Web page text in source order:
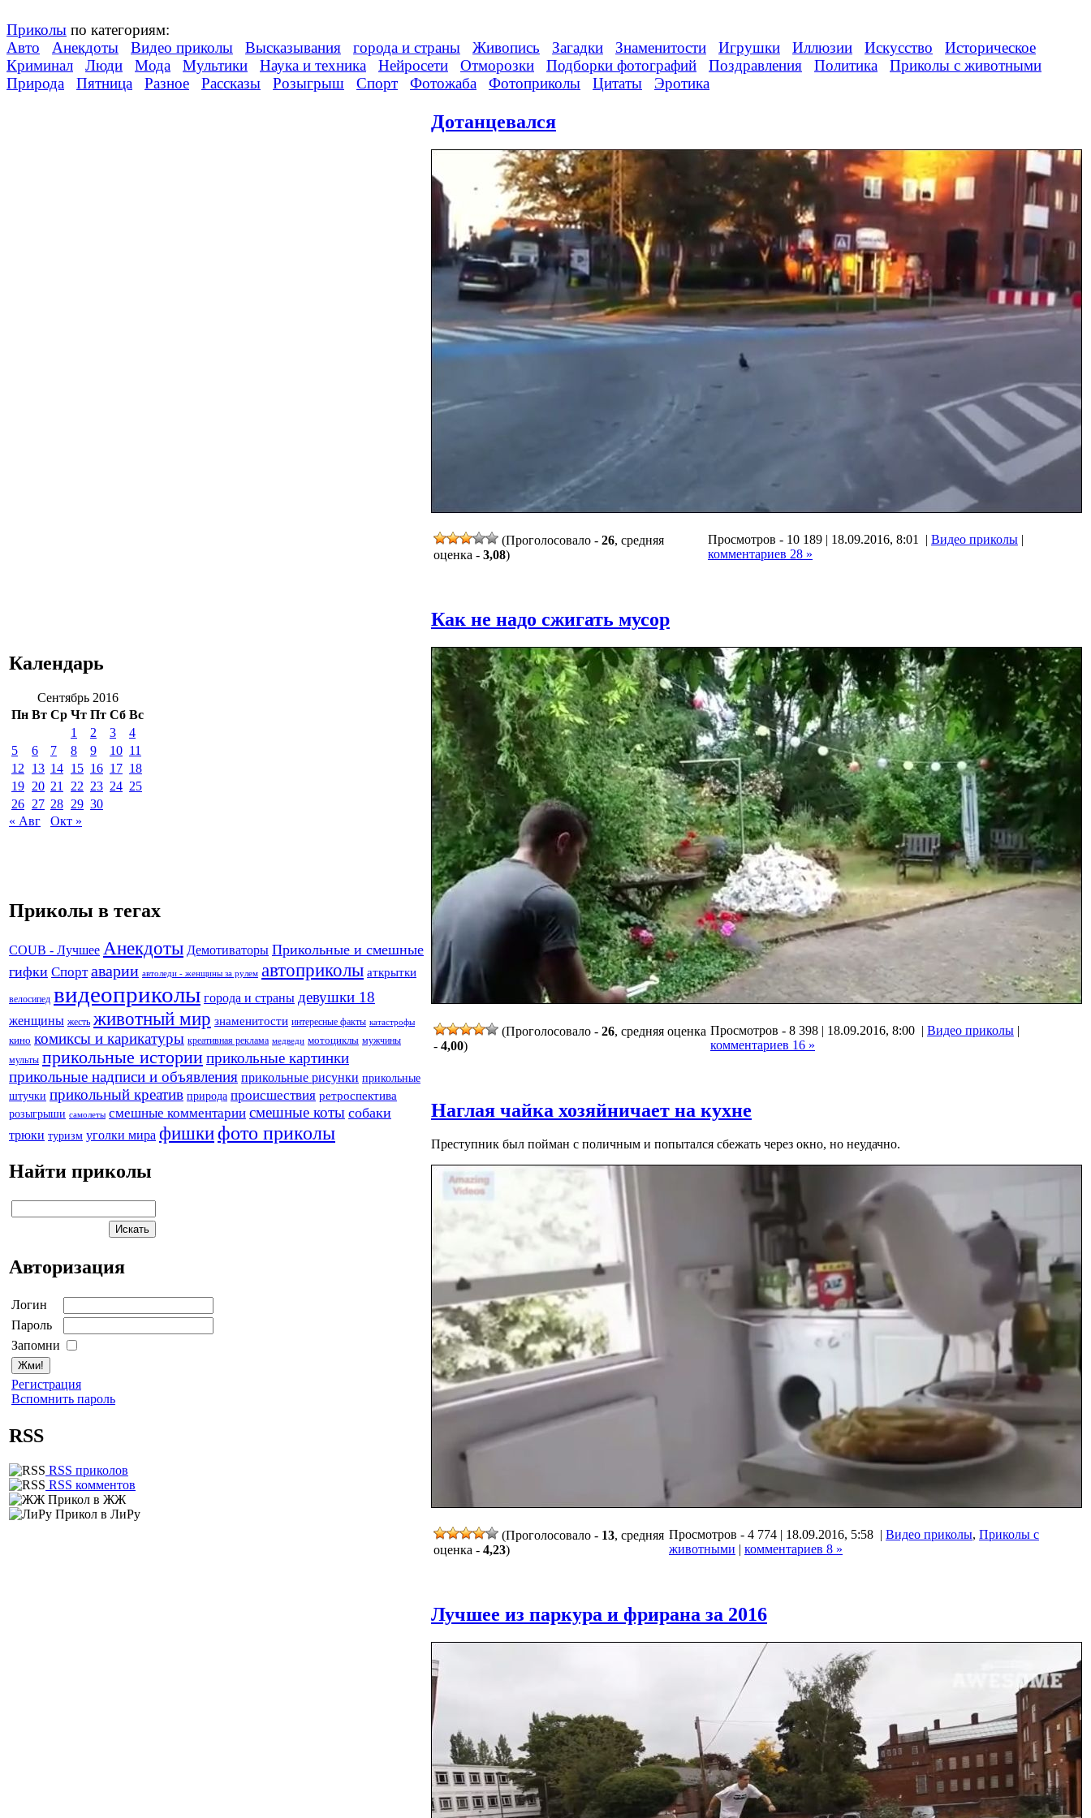
Приколы по категориям:
Авто
Анекдоты Видео приколы Высказывания города и страны Живопись Загадки Знаменитости Игрушки Иллюзии Искусство
Историческое
Криминал
Люди Мода Мультики Наука и техника Нейросети Отморозки Подборки фотографий Поздравления Политика
Приколы с животными
Природа
Пятница Разное Рассказы Розыгрыш Спорт Фотожаба Фотоприколы Цитаты Эротика
Календарь
Сентябрь 2016
Пн Вт Ср Чт Пт Сб Вс
1
2 3
4
5
6 7 8 9 10 11
12
13 14 15 16 17 18
19 20 21 22 23 24 25
26 27 28 29 30
« Авг
Окт »
Приколы в тегах
COUB - Лучшее Анекдоты Демотиваторы Прикольные и смешные
гифки Спорт аварии автоледи - женщины за рулем автоприколы аткрытки
велосипед видеоприколы города и страны девушки 18
женщины жесть животный мир знаменитости интересные факты катастрофы
кино комиксы и карикатуры креативная реклама медведи мотоциклы мужчины
мульты прикольные историиприкольные картинки
прикольные надписи и объявления прикольные рисунки прикольные
штучки прикольный креатив природа происшествия ретроспектива
розыгрыши самолеты смешные комментарии смешные коты собаки
трюки туризм уголки мира фишкифото приколы
Найти приколы
Авторизация
Логин
Пароль
Запомни
Регистрация
Вспомнить пароль
RSS
RSS приколов
RSS комментов
Прикол в ЖЖ
Прикол в ЛиРу
Дотанцевался
(Проголосовало - 26, средняя
оценка - 3,08)
Просмотров - 10 189 | 18.09.2016, 8:01 | Видео приколы |
комментариев 28 »
Как не надо сжигать мусор
(Проголосовало - 26, средняя оценка
- 4,00)
Просмотров - 8 398 | 18.09.2016, 8:00 | Видео приколы |
комментариев 16 »
Наглая чайка хозяйничает на кухне
Преступник был пойман с поличным и попытался сбежать через окно, но неудачно.
(Проголосовало - 13, средняя
оценка - 4,23)
Просмотров - 4 774 | 18.09.2016, 5:58 | Видео приколы, Приколы с
животными | комментариев 8 »
Лучшее из паркура и фрирана за 2016